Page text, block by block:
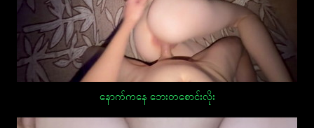
နောက်ကနေ ဘေးတစောင်းလိုး